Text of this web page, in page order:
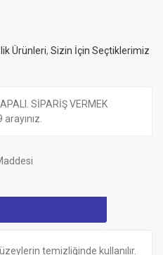
Ürünleri, Sizin İçin Seçtiklerimiz
SİPARİŞ VERMEK
temizliğinde kullanılır.